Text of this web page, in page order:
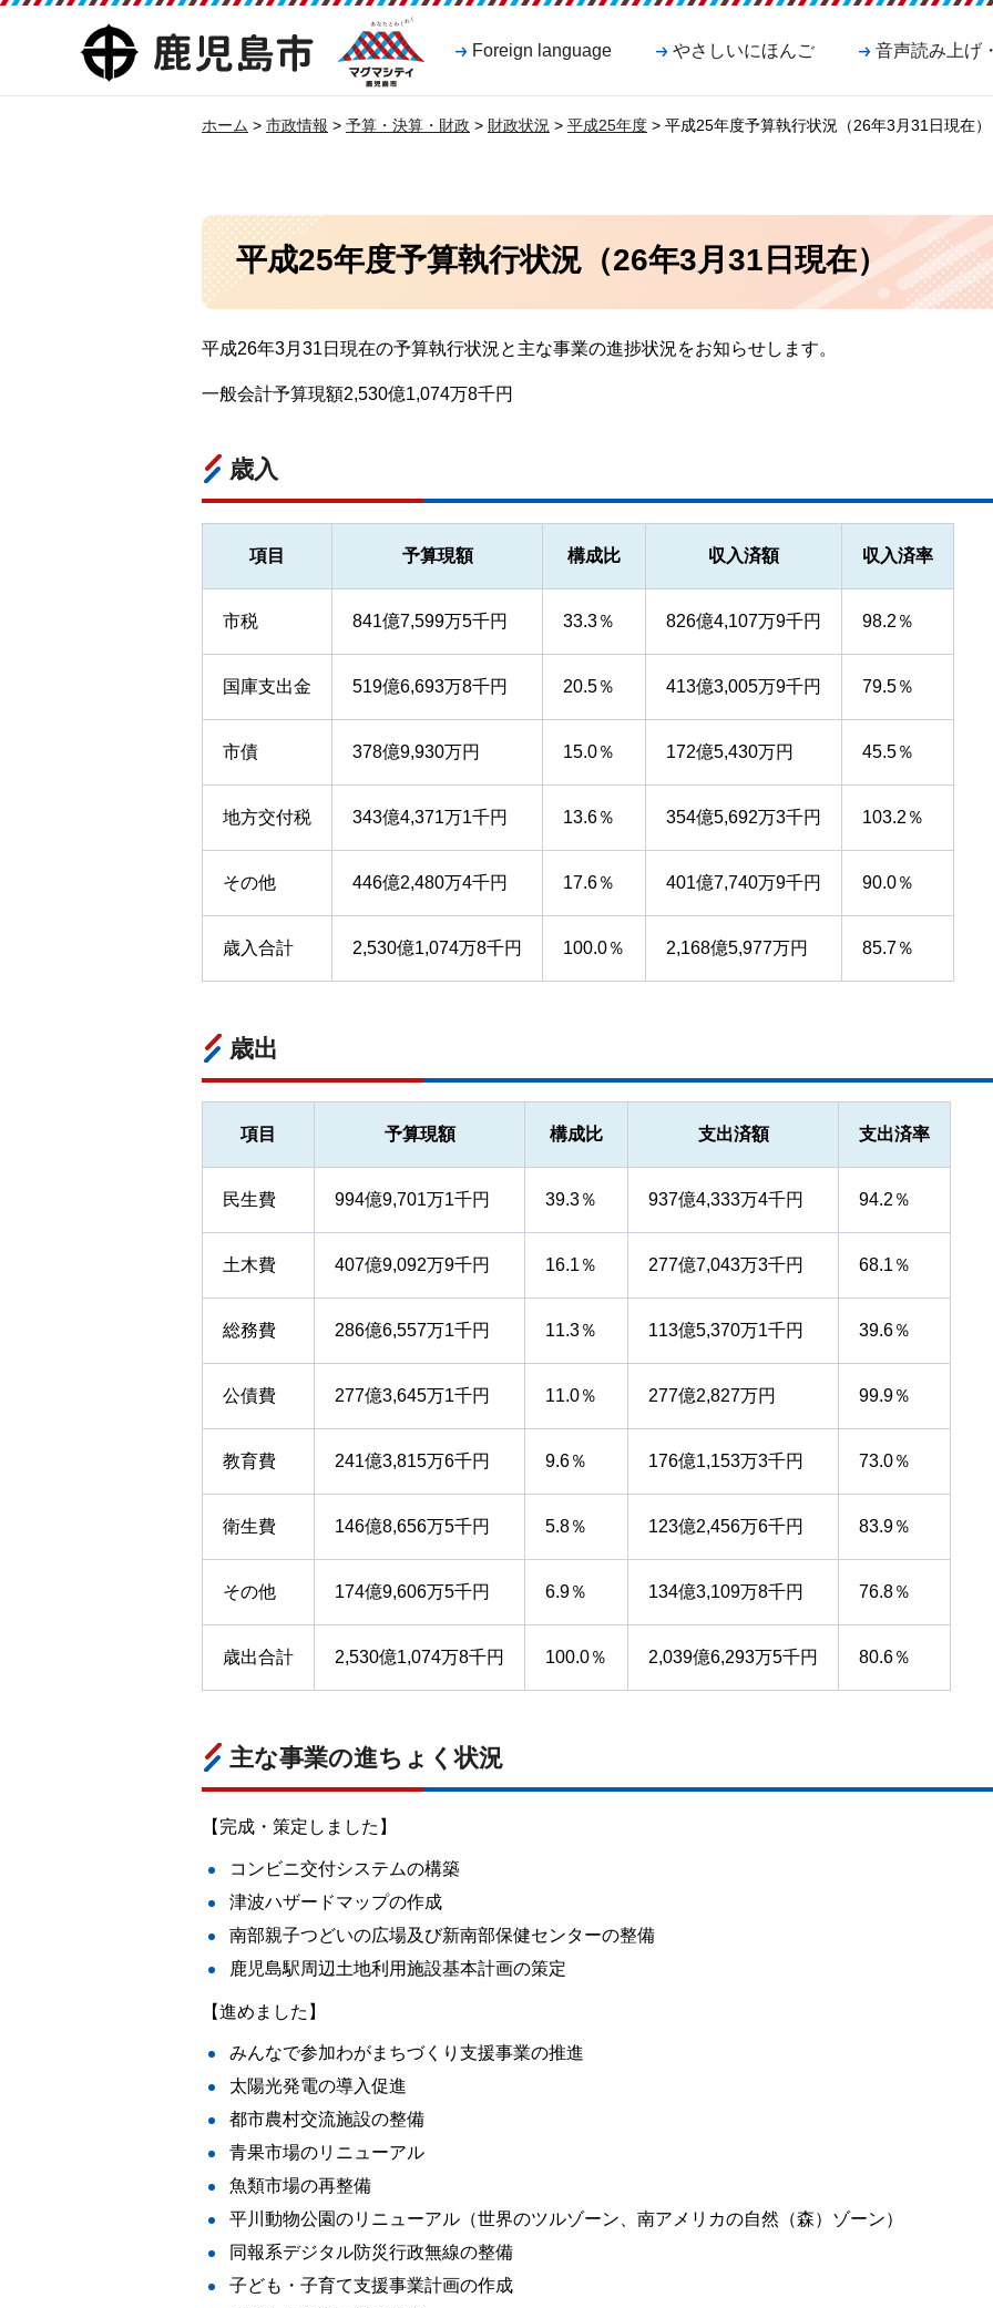
鹿児島市
マグマシティ
鹿児島市
Foreign language やさしいにほんご 音声読み上げ
ホーム > 市政情報 > 予算・決算・財政 > 財政状況 > 平成25年度 > 平成25年度予算執行状況（26年3月31日現在）
平成25年度予算執行状況（26年3月31日現在）
平成26年3月31日現在の予算執行状況と主な事業の進捗状況をお知らせします。
一般会計予算現額2,530億1,074万8千円
歳入
項目 予算現額 構成比 収入済額 収入済率
市税 841億7,599万5千円 33.3％ 826億4,107万9千円 98.2％
国庫支出金 519億6,693万8千円 20.5％ 413億3,005万9千円 79.5％
市債 378億9,930万円 15.0％ 172億5,430万円 45.5％
地方交付税 343億4,371万1千円 13.6％ 354億5,692万3千円 103.2％
その他 446億2,480万4千円 17.6％ 401億7,740万9千円 90.0％
歳入合計 2,530億1,074万8千円 100.0％ 2,168億5,977万円 85.7％
歳出
項目 予算現額 構成比 支出済額 支出済率
民生費 994億9,701万1千円 39.3％ 937億4,333万4千円 94.2％
土木費 407億9,092万9千円 16.1％ 277億7,043万3千円 68.1％
総務費 286億6,557万1千円 11.3％ 113億5,370万1千円 39.6％
公債費 277億3,645万1千円 11.0％ 277億2,827万円 99.9％
教育費 241億3,815万6千円 9.6％ 176億1,153万3千円 73.0％
衛生費 146億8,656万5千円 5.8％ 123億2,456万6千円 83.9％
その他 174億9,606万5千円 6.9％ 134億3,109万8千円 76.8％
歳出合計 2,530億1,074万8千円 100.0％ 2,039億6,293万5千円 80.6％
主な事業の進ちょく状況
【完成・策定しました】
コンビニ交付システムの構築
津波ハザードマップの作成
南部親子つどいの広場及び新南部保健センターの整備
鹿児島駅周辺土地利用施設基本計画の策定
【進めました】
みんなで参加わがまちづくり支援事業の推進
太陽光発電の導入促進
都市農村交流施設の整備
青果市場のリニューアル
魚類市場の再整備
平川動物公園のリニューアル（世界のツルゾーン、南アメリカの自然（森）ゾーン）
同報系デジタル防災行政無線の整備
子ども・子育て支援事業計画の作成